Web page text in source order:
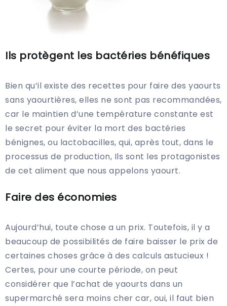
Ils protègent les bactéries bénéfiques
Bien qu’il existe des recettes pour faire des yaourts
sans yaourtières, elles ne sont pas recommandées,
car le maintien d’une température constante est
le secret pour éviter la mort des bactéries
bénignes, ou lactobacilles, qui, après tout, dans le
processus de production, Ils sont les protagonistes
de cet aliment que nous appelons yaourt.
Faire des économies
Aujourd’hui, toute chose a un prix. Toutefois, il y a
beaucoup de possibilités de faire baisser le prix de
certaines choses grâce à des calculs astucieux !
Certes, pour une courte période, on peut
considérer que l’achat de yaourts dans un
supermarché sera moins cher car, oui, il faut bien